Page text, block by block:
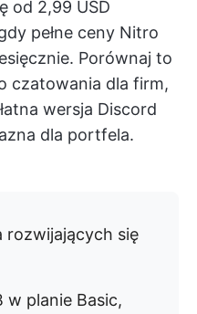
od 2,99 USD
pełne ceny Nitro
Porównaj to
czatowania dla firm,
wersja Discord
dla portfela.
rozwijających się
w planie Basic,